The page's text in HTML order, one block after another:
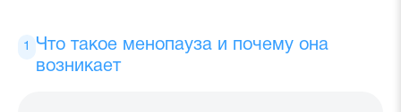
Что такое менопауза и почему она
возникает